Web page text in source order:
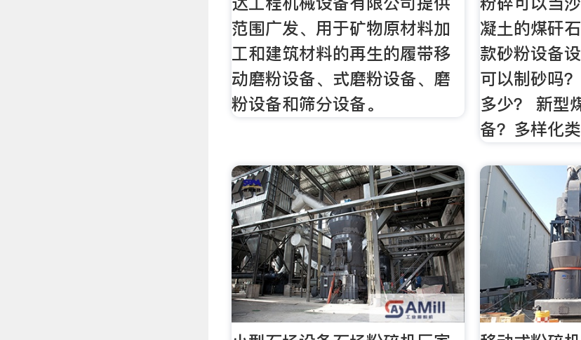
范围广发、用于矿物原材料加
工和建筑材料的再生的履带移
动磨粉设备、式磨粉设备、磨
粉设备和筛分设备。
凝土的煤矸
款砂粉设备
可以制砂吗
多少？ 新型
备？多样化